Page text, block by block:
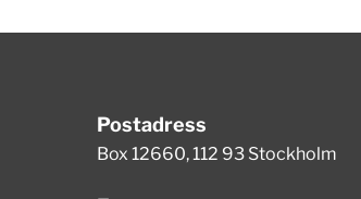
Postadress
Box 12660, 112 93 Stockholm